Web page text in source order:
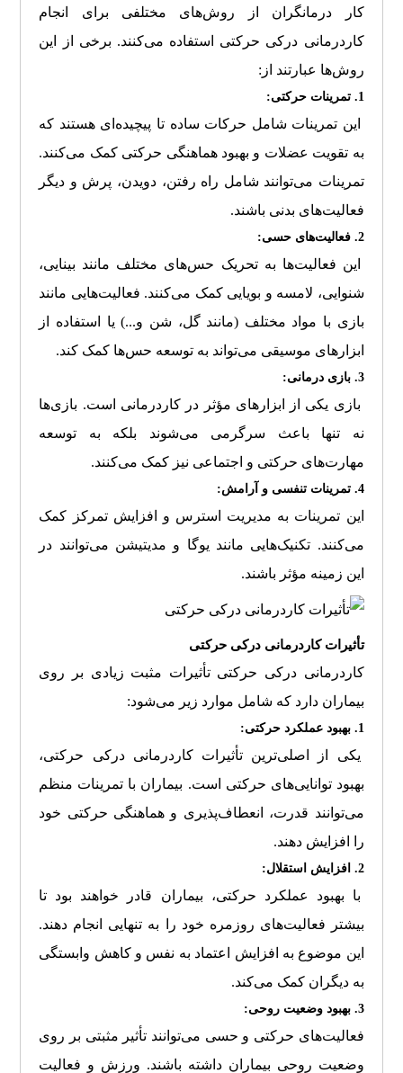
کار درمانگران از روش‌های مختلفی برای انجام
کاردرمانی درکی حرکتی استفاده می‌کنند. برخی از این
روش‌ها عبارتند از:
1. تمرینات حرکتی:
این تمرینات شامل حرکات ساده تا پیچیده‌ای هستند که
به تقویت عضلات و بهبود هماهنگی حرکتی کمک می‌کنند.
تمرینات می‌توانند شامل راه رفتن، دویدن، پرش و دیگر
فعالیت‌های بدنی باشند.
2. فعالیت‌های حسی:
این فعالیت‌ها به تحریک حس‌های مختلف مانند بینایی،
شنوایی، لامسه و بویایی کمک می‌کنند. فعالیت‌هایی مانند
بازی با مواد مختلف (مانند گل، شن و...) یا استفاده از
ابزارهای موسیقی می‌تواند به توسعه حس‌ها کمک کند.
3. بازی درمانی:
بازی یکی از ابزارهای مؤثر در کاردرمانی است. بازی‌ها
نه تنها باعث سرگرمی می‌شوند بلکه به توسعه
مهارت‌های حرکتی و اجتماعی نیز کمک می‌کنند.
4. تمرینات تنفسی و آرامش:
این تمرینات به مدیریت استرس و افزایش تمرکز کمک
می‌کنند. تکنیک‌هایی مانند یوگا و مدیتیشن می‌توانند در
این زمینه مؤثر باشند.
تأثیرات کاردرمانی درکی حرکتی
کاردرمانی درکی حرکتی تأثیرات مثبت زیادی بر روی
بیماران دارد که شامل موارد زیر می‌شود:
1. بهبود عملکرد حرکتی:
یکی از اصلی‌ترین تأثیرات کاردرمانی درکی حرکتی،
بهبود توانایی‌های حرکتی است. بیماران با تمرینات منظم
می‌توانند قدرت، انعطاف‌پذیری و هماهنگی حرکتی خود
را افزایش دهند.
2. افزایش استقلال:
با بهبود عملکرد حرکتی، بیماران قادر خواهند بود تا
بیشتر فعالیت‌های روزمره خود را به تنهایی انجام دهند.
این موضوع به افزایش اعتماد به نفس و کاهش وابستگی
به دیگران کمک می‌کند.
3. بهبود وضعیت روحی:
فعالیت‌های حرکتی و حسی می‌توانند تأثیر مثبتی بر روی
وضعیت روحی بیماران داشته باشند. ورزش و فعالیت